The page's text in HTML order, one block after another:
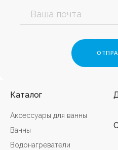
Каталог
Аксессуары для ванны
Ванны
Водонагреватели